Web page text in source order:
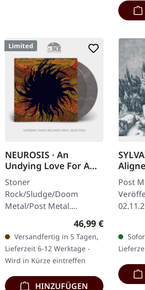
Limited
NEUROSIS · An
Undying Love For A
Burning World | COKE
BOTTLE 2LP
Stoner
Rock/Sludge/Doom
Metal/Post Metal.
19.06.2026, auf Neurot
Recordings. Coke-bottle-
farbenes Doppel-Vinyl im
Gatefold-Cover.…
Regulärer Preis:
46,99 €
Versandfertig in 5 Tagen,
Lieferzeit 6-12 Werktage -
Wird in Kürze eintreffen
HINZUFÜGEN
Post
Mist.
bietet